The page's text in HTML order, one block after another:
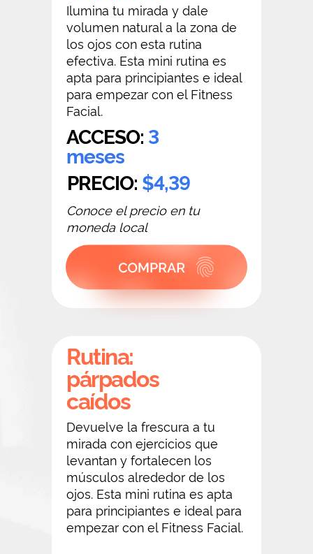
Conoce el precio en tu
moneda local
Ilumina tu mirada y dale
volumen natural a la zona de
los ojos con esta rutina
efectiva. Esta mini rutina es
apta para principiantes e ideal
para empezar con el Fitness
Facial.
PRECIO: $4,39
ACCESO: 3
meses
Rutina:
párpados
caídos
Devuelve la frescura a tu
mirada con ejercicios que
levantan y fortalecen los
músculos alrededor de los
ojos. Esta mini rutina es apta
para principiantes e ideal para
empezar con el Fitness Facial.